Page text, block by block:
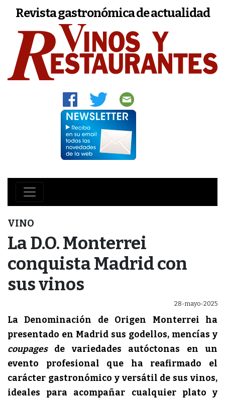
Revista gastronómica de actualidad
VINO
La D.O. Monterrei
conquista Madrid con
sus vinos
28-mayo-2025
La Denominación de Origen Monterrei ha
presentado en Madrid sus godellos, mencías y
coupagesde variedades autóctonas en un
evento profesional que ha reafirmado el
carácter gastronómico y versátil de sus vinos,
ideales para acompañar cualquier plato y